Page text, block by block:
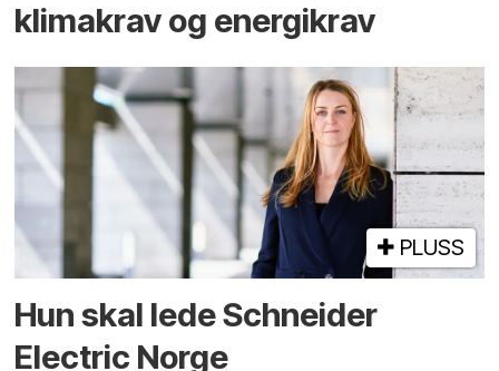
klimakrav og energikrav
PLUSS
Hun skal lede Schneider
Electric Norge